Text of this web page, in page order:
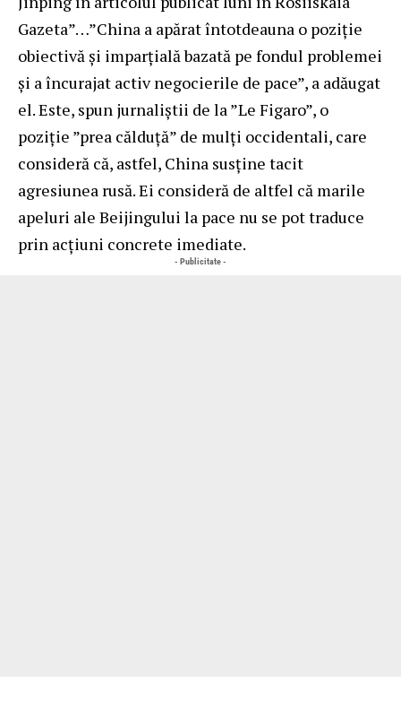
Gazeta”…”China a apărat întotdeauna o poziție
obiectivă și imparțială bazată pe fondul problemei
și a încurajat activ negocierile de pace”, a adăugat
el. Este, spun jurnaliștii de la ”Le Figaro”, o
poziție ”prea călduță” de mulți occidentali, care
consideră că, astfel, China susține tacit
agresiunea rusă. Ei consideră de altfel că marile
apeluri ale Beijingului la pace nu se pot traduce
prin acțiuni concrete imediate.
- Publicitate -